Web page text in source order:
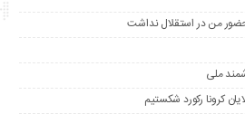
من در استقلال نداشت
ملی
کرونا رکورد شکستیم